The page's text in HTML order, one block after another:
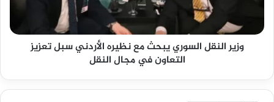
وزير النقل السوري يبحث مع نظيره الأردني سبل تعزيز
التعاون في مجال النقل